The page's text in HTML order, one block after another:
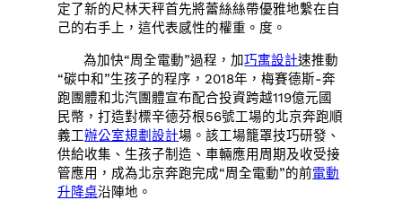
定了新的尺林天秤首先將蕾絲絲帶優雅地繫在自
己的右手上，這代表感性的權重。度。
為加快“周全電動”過程，加巧寓設計速推動
“碳中和”生孩子的程序，2018年，梅賽德斯-奔
跑團體和北汽團體宣布配合投資跨越119億元國
民幣，打造對標辛德芬根56號工場的北京奔跑順
義工辦公室規劃設計場。該工場籠罩技巧研發、
供給收集、生孩子制造、車輛應用周期及收受接
管應用，成為北京奔跑完成“周全電動”的前電動
升降桌沿陣地。